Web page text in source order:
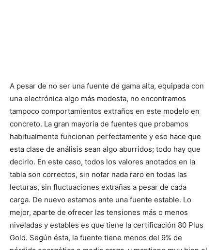
A pesar de no ser una fuente de gama alta, equipada con
una electrónica algo más modesta, no encontramos
tampoco comportamientos extraños en este modelo en
concreto. La gran mayoría de fuentes que probamos
habitualmente funcionan perfectamente y eso hace que
esta clase de análisis sean algo aburridos; todo hay que
decirlo. En este caso, todos los valores anotados en la
tabla son correctos, sin notar nada raro en todas las
lecturas, sin fluctuaciones extrañas a pesar de cada
carga. De nuevo estamos ante una fuente estable. Lo
mejor, aparte de ofrecer las tensiones más o menos
niveladas y estables es que tiene la certificación 80 Plus
Gold. Según ésta, la fuente tiene menos del 9% de